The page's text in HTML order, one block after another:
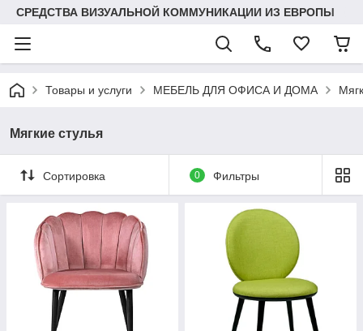
СРЕДСТВА ВИЗУАЛЬНОЙ КОММУНИКАЦИИ ИЗ ЕВРОПЫ
Товары и услуги МЕБЕЛЬ ДЛЯ ОФИСА И ДОМА
Мягкие стулья
Сортировка 0 Фильтры